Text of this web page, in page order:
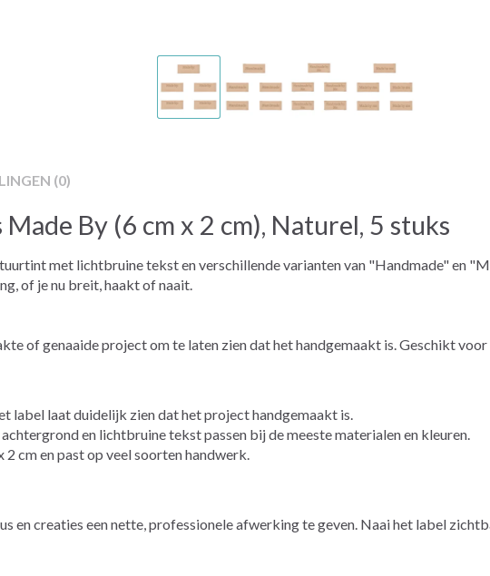
(0)
By (6 cm x 2 cm), Naturel, 5 stuks
met lichtbruine tekst en verschillende varianten van "Handmade" en
of je nu breit, haakt of naait.
of genaaide project om te laten zien dat het handgemaakt is. Geschikt
label laat duidelijk zien dat het project handgemaakt is.
en lichtbruine tekst passen bij de meeste materialen en kleuren.
2 cm en past op veel soorten handwerk.
en creaties een nette, professionele afwerking te geven. Naai het label